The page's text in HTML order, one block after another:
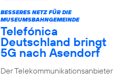
BESSERES NETZ FÜR DIE
MUSEUMSBAHNGEMEINDE
Telefónica
Deutschland bringt
5G nach Asendorf
Der Telekommunikationsanbieter